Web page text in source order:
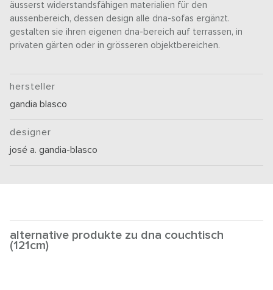
äusserst widerstandsfähigen materialien für den
aussenbereich, dessen design alle dna-sofas ergänzt.
gestalten sie ihren eigenen dna-bereich auf terrassen, in
privaten gärten oder in grösseren objektbereichen.
hersteller
gandia blasco
designer
josé a. gandia-blasco
alternative produkte zu dna couchtisch
(121cm)